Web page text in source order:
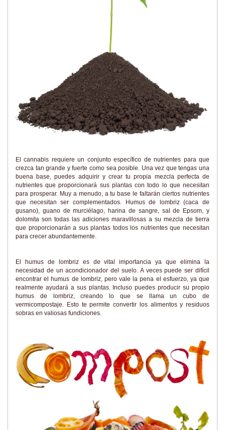
El cannabis requiere un conjunto específico de nutrientes para que
crezca tan grande y fuerte como sea posible. Una vez que tengas una
buena base, puedes adquirir y crear tu propia mezcla perfecta de
nutrientes que proporcionará sus plantas con todo lo que necesitan
para prosperar. Muy a menudo, a tu base le faltarán ciertos nutrientes
que necesitan ser complementados. Humus de lombriz (caca de
gusano), guano de murciélago, harina de sangre, sal de Epsom, y
dolomita son todas las adiciones maravillosas a su mezcla de tierra
que proporcionarán a sus plantas todos los nutrientes que necesitan
para crecer abundantemente.
El humus de lombriz es de vital importancia ya que elimina la
necesidad de un acondicionador del suelo. A veces puede ser difícil
encontrar el humus de lombriz, pero vale la pena el esfuerzo, ya que
realmente ayudará a sus plantas. Incluso puedes producir su propio
humus de lombriz, creando lo que se llama un cubo de
vermicompostaje. Esto te permite convertir los alimentos y residuos
sobras en valiosas fundiciones.